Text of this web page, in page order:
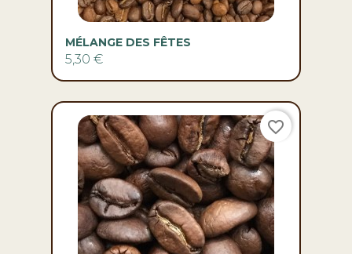
MÉLANGE DES FÊTES
5,30 €
favorite_border